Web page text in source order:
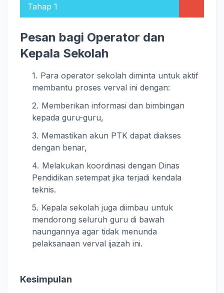
Tahap 1
Pesan bagi Operator dan
Kepala Sekolah
Para operator sekolah diminta untuk aktif
membantu proses verval ini dengan:
Memberikan informasi dan bimbingan
kepada guru-guru,
Memastikan akun PTK dapat diakses
dengan benar,
Melakukan koordinasi dengan Dinas
Pendidikan setempat jika terjadi kendala
teknis.
Kepala sekolah juga diimbau untuk
mendorong seluruh guru di bawah
naungannya agar tidak menunda
pelaksanaan verval ijazah ini.
Kesimpulan